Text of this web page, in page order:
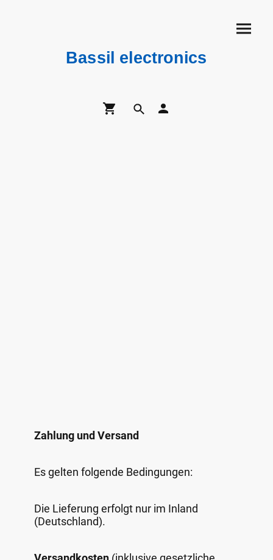
Bassil electronics
Zahlung und Versand
Es gelten folgende Bedingungen:
Die Lieferung erfolgt nur im Inland
(Deutschland).